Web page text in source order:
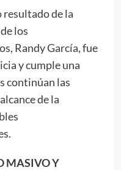
resultado de la
los
Randy García, fue
y cumple una
continúan las
de la
MASIVO Y